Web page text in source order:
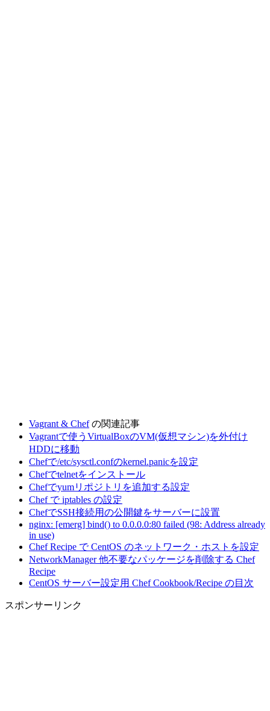
Vagrant & Chefの関連記事
Vagrantで使うVirtualBoxのVM(仮想マシン)を外付け
HDDに移動
Chefで/etc/sysctl.confのkernel.panicを設定
Chefでtelnetをインストール
Chefでyumリポジトリを追加する設定
Chef で iptables の設定
ChefでSSH接続用の公開鍵をサーバーに設置
nginx: [emerg] bind() to 0.0.0.0:80 failed (98: Address already
in use)
Chef Recipe で CentOS のネットワーク・ホストを設定
NetworkManager 他不要なパッケージを削除する Chef
Recipe
CentOS サーバー設定用 Chef Cookbook/Recipe の目次
スポンサーリンク